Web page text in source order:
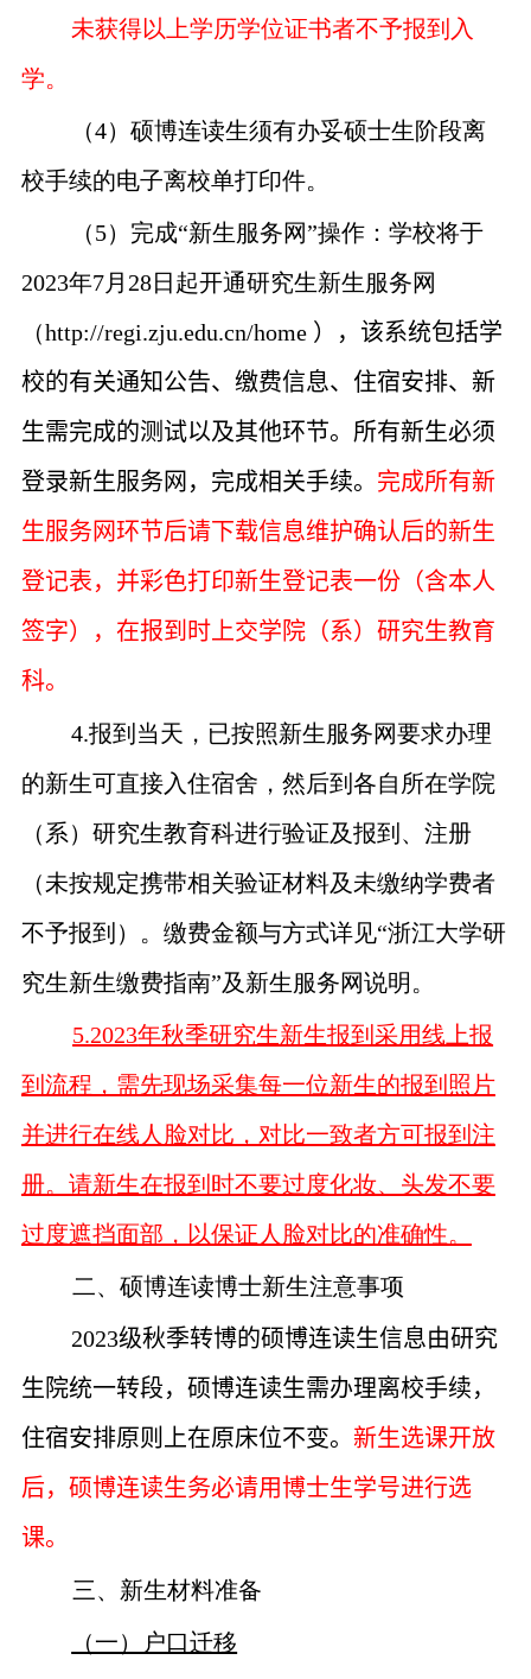
未获得以上学历学位证书者不予报到入
学。
（4）硕博连读生须有办妥硕士生阶段离
校手续的电子离校单打印件。
（5）完成“新生服务网”操作：学校将于
2023年7月 28日起开通研究生新生服务网
（http://regi.zju.edu.cn/home ），该系统包括学
校的有关通知公告、缴费信息、住宿安排、新
生需完成的测试以及其他环节。所有新生必须
登录新生服务网，完成相关手续。 完成所有新
生服务网环节后请下载信息维护确认后的新生
登记表，并彩色打印新生登记表一份（含本人
签字），在报到时上交学院（系）研究生教育
科。
4.报到当天，已按照新生服务网要求办理
的新生可直接入住宿舍，然后到各自所在学院
（系）研究生教育科进行验证及报到、注册
（未按规定携带相关验证材料及未缴纳学费者
不予报到）。缴费金额与方式详见“浙江大学研
究生新生缴费指南”及新生服务网说明。
5.2023年秋季研究生新生报到采用线上报
到流程，需先现场采集每一位新生的报到照片
并进行在线人脸对比，对比一致者方可报到注
册。请新生在报到时不要过度化妆、头发不要
过度遮挡面部，以保证人脸对比的准确性。
二、硕博连读博士新生注意事项
2023级秋季转博的硕博连读生信息由研究
生院统一转段，硕博连读生需办理离校手续，
住宿安排原则上在原床位不变。 新生选课开放
后，硕博连读生务必请用博士生学号进行选
课。
三、新生材料准备
（一）户口迁移